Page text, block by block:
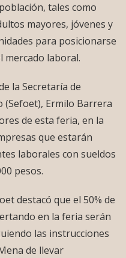
tales como
mayores, jóvenes y
para posicionarse
mercado laboral.
la Secretaría de
(Sefoet), Ermilo Barrera
de esta feria, en la
que estarán
laborales con sueldos
pesos.
destacó que el 50% de
en la feria serán
las instrucciones
de llevar